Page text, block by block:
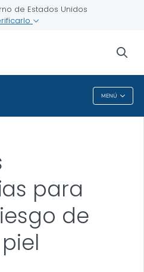
de Estados Unidos
MENÚ
para
de